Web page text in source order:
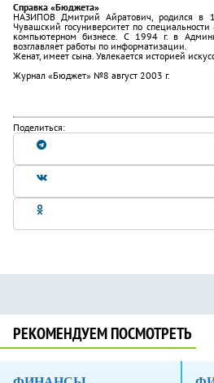
Справка «Бюджета»
НАЗИПОВ Дмитрий Айратович, родился в
Чувашский госуниверситет по
компьютерном бизнесе. С 1994 г. в
возглавляет работы по информатизации.
Женат, имеет сына. Увлекается историей
Журнал «Бюджет» №8 август 2003 г.
Поделиться:
РЕКОМЕНДУЕМ ПОСМОТРЕТЬ